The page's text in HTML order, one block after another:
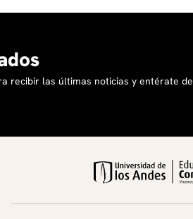
recibir las últimas noticias y entérate de